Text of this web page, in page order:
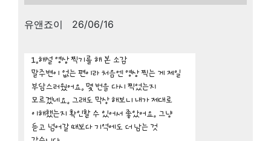
유앤죠이 26/06/16